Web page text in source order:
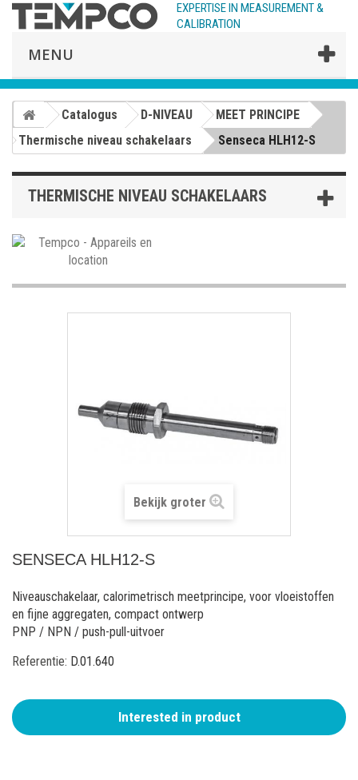
EXPERTISE IN MEASUREMENT &
CALIBRATION
MENU
Catalogus D-NIVEAU
MEET PRINCIPE
Thermische niveau schakelaars
Senseca HLH12-S
THERMISCHE NIVEAU SCHAKELAARS
Bekijk groter
SENSECA HLH12-S
Niveauschakelaar, calorimetrisch meetprincipe, voor vloeistoffen
en fijne aggregaten, compact ontwerp
PNP / NPN / push-pull-uitvoer
Referentie: D.01.640
Interested in product